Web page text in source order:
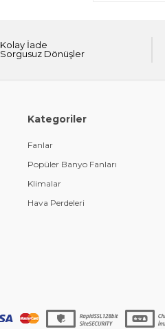
Kolay İade
Sorgusuz Dönüşler
Kategoriler
Fanlar
Popüler Banyo Fanları
Klimalar
Hava Perdeleri